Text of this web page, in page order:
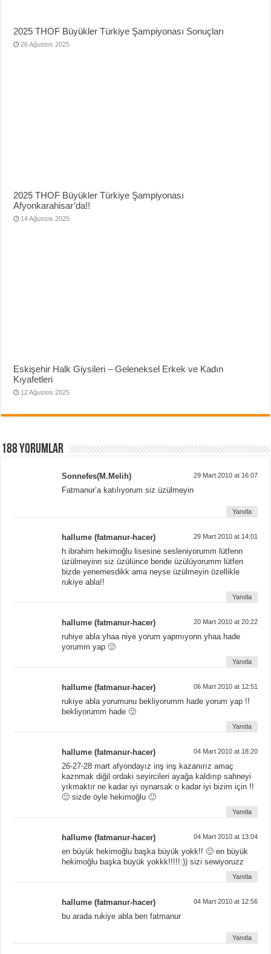
2025 THOF Büyükler Türkiye Şampiyonası Sonuçları
26 Ağustos 2025
2025 THOF Büyükler Türkiye Şampiyonası
Afyonkarahisar’da!!
14 Ağustos 2025
Eskişehir Halk Giysileri – Geleneksel Erkek ve Kadın
Kıyafetleri
12 Ağustos 2025
188 yorumlar
Sonnefes(M.Melih) 29 Mart 2010 at 16:07
Fatmanur’a katılıyorum siz üzülmeyin
Yanıtla
hallume (fatmanur-hacer) 29 Mart 2010 at 14:01
h.ibrahim hekimoğlu lisesine sesleniyorumm lütfenn
üzülmeyinn siz üzülünce bende üzülüyorumm lütfen
bizde yenemesdikk ama neyse üzülmeyin özellikle
rukiye abla!!
Yanıtla
hallume (fatmanur-hacer) 20 Mart 2010 at 20:22
ruhiye abla yhaa niye yorum yapmıyonn yhaa hade
yorumm yap 🙁
Yanıtla
hallume (fatmanur-hacer) 06 Mart 2010 at 12:51
rukiye abla yorumunu bekliyorumm hade yorum yap !!
bekliyorumm hade 🙂
Yanıtla
hallume (fatmanur-hacer) 04 Mart 2010 at 18:20
26-27-28 mart afyondayız inş inş kazanırız amaç
kaznmak diğil ordaki seyircileri ayağa kaldırıp sahneyi
yıkmaktır ne kadar iyi oynarsak o kadar iyi bizim için !!
🙂 sizde öyle hekimoğlu 🙂
Yanıtla
hallume (fatmanur-hacer) 04 Mart 2010 at 13:04
en büyük hekimoğlu başka büyük yokk!! 🙂 en büyük
hekimoğlu başka büyük yokkk!!!!!:)) sizi sewiyoruzz
Yanıtla
hallume (fatmanur-hacer) 04 Mart 2010 at 12:56
bu arada rukiye abla ben fatmanur
Yanıtla